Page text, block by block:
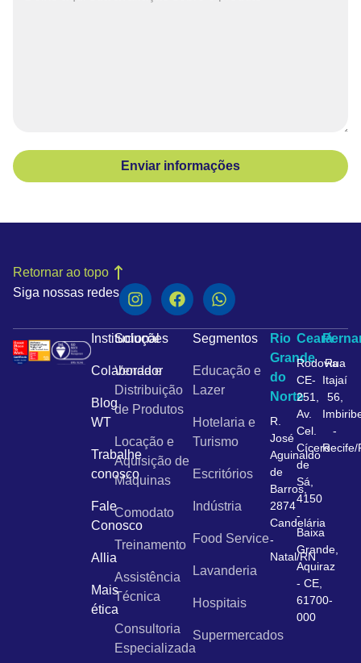
Enviar informações
Siga nossas redes
Retornar ao topo
Institucional
Colaborador
Blog
WT
Trabalhe
conosco
Fale
Conosco
Allia
Mais
ética
Soluções
Venda e
Distribuição
de Produtos
Locação e
Aquisição de
Máquinas
Comodato
Treinamento
Assistência
Técnica
Consultoria
Especializada
Segmentos
Educação e
Lazer
Hotelaria e
Turismo
Escritórios
Indústria
Food Service
Lavanderia
Hospitais
Supermercados
Rio
Grande
do
Norte
R.
José
Aguinaldo
de
Barros,
2874
Candelária
-
Natal/RN
Ceará
Rodovia
CE-
251,
Av.
Cel.
Cícero
de
Sá,
4150
-
Baixa
Grande,
Aquiraz
- CE,
61700-
000
Rua
Itajaí
56,
-
Recife/